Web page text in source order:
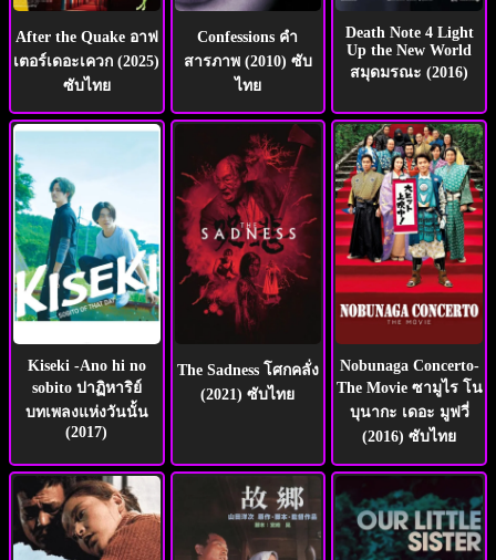
After the Quake อาฟ
เตอร์เดอะเควก (2025)
ซับไทย
Confessions คำ
สารภาพ (2010) ซับ
ไทย
Death Note 4 Light
Up the New World
สมุดมรณะ (2016)
Kiseki -Ano hi no
sobito ปาฏิหาริย์
บทเพลงแห่งวันนั้น
(2017)
The Sadness โศกคลั่ง
(2021) ซับไทย
Nobunaga Concerto-
The Movie ซามูไร โน
บุนากะ เดอะ มูฟวี่
(2016) ซับไทย